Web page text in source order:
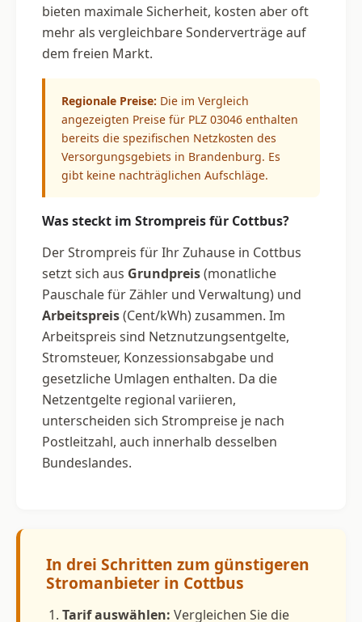
bieten maximale Sicherheit, kosten aber oft
mehr als vergleichbare Sonderverträge auf
dem freien Markt.
Regionale Preise: Die im Vergleich
angezeigten Preise für PLZ 03046 enthalten
bereits die spezifischen Netzkosten des
Versorgungsgebiets in Brandenburg. Es
gibt keine nachträglichen Aufschläge.
Was steckt im Strompreis für Cottbus?
Der Strompreis für Ihr Zuhause in Cottbus
setzt sich aus Grundpreis(monatliche
Pauschale für Zähler und Verwaltung) und
Arbeitspreis(Cent/kWh) zusammen. Im
Arbeitspreis sind Netznutzungsentgelte,
Stromsteuer, Konzessionsabgabe und
gesetzliche Umlagen enthalten. Da die
Netzentgelte regional variieren,
unterscheiden sich Strompreise je nach
Postleitzahl, auch innerhalb desselben
Bundeslandes.
In drei Schritten zum günstigeren
Stromanbieter in Cottbus
Tarif auswählen: Vergleichen Sie die